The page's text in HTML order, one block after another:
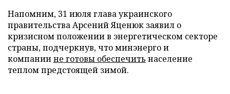
Напомним, 31 июля глава украинского
правительства Арсений Яценюк заявил о
кризисном положении в энергетическом секторе
страны, подчеркнув, что минэнерго и
компаниине готовы обеспечить население
теплом предстоящей зимой.